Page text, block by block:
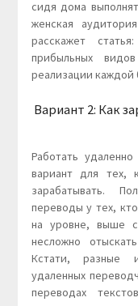
сидя дома
женская
расскажет
прибыльных
реализации каждой
Вариант 2: Как
Работать
вариант для тех,
зарабатывать.
переводы у тех,
на уровне, выше
несложно
Кстати, разные
удаленных
переводах